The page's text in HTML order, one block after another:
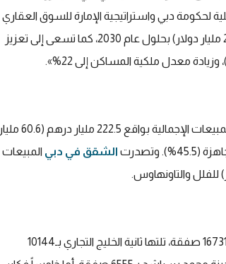
لحكومة دبي واستراتيجية الإمارة للسوق العقاري
2033 التي تهدف إلى رفع حجم المعاملات العقارية إلى تريليون درهم (272.3 مليار دولار) بحلول عام 2030، كما تسعى إلى تعزيز
استحوذ سوق الوحدات السكنية على الخريطة على الحصة الأكبر من حجم المبيعات الإجمالية بواقع 222.5 مليار درهم (60.6 مليار
الشقق في دبي المبيعات
تصدرت قرية جميرا الدائرية قائمة المناطق، من حيث عدد الصفقات، بواقع 16731 صفقة، تلتها ثانية الخليج التجاري بـ10144